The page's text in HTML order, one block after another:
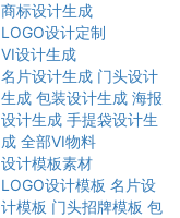
商标设计生成
LOGO设计定制
VI设计生成
名片设计生成 门头设计
生成 包装设计生成 海报
设计生成 手提袋设计生
成 全部VI物料
设计模板素材
LOGO设计模板 名片设
计模板 门头招牌模板 包